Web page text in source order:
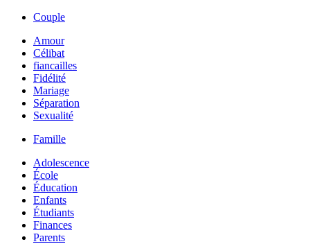
Couple
Amour
Célibat
fiancailles
Fidélité
Mariage
Séparation
Sexualité
Famille
Adolescence
École
Éducation
Enfants
Étudiants
Finances
Parents